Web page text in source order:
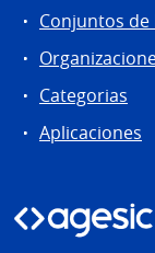
Conjuntos de
Categorias
Aplicaciones